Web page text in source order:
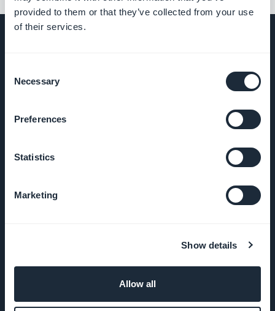
provided to them or that they’ve collected from your use
of their services.
Selection
Necessary
Preferences
Statistics
Marketing
Show details
Allow all
VIRKSOMHED
Om os
VILKÅR OG